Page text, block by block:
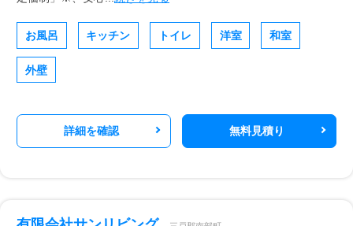
お風呂 キッチン トイレ 洋室 和室
外壁
詳細を確認 無料見積り